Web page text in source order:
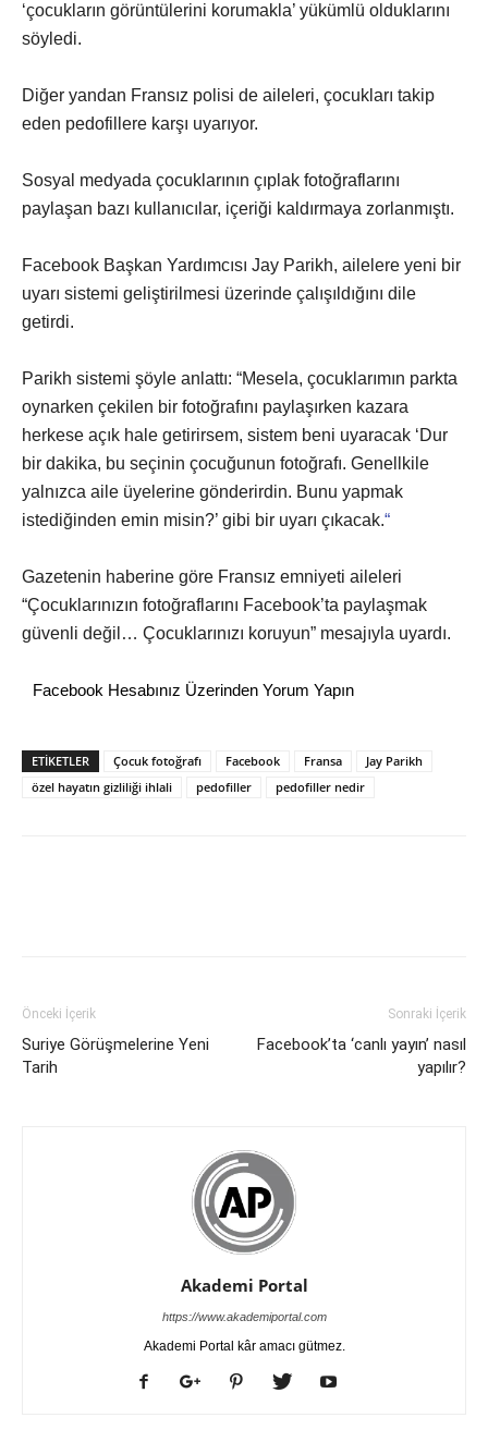
‘çocukların görüntülerini korumakla’ yükümlü olduklarını
söyledi.
Diğer yandan Fransız polisi de aileleri, çocukları takip
eden pedofillere karşı uyarıyor.
Sosyal medyada çocuklarının çıplak fotoğraflarını
paylaşan bazı kullanıcılar, içeriği kaldırmaya zorlanmıştı.
Facebook Başkan Yardımcısı Jay Parikh, ailelere yeni bir
uyarı sistemi geliştirilmesi üzerinde çalışıldığını dile
getirdi.
Parikh sistemi şöyle anlattı: “Mesela, çocuklarımın parkta
oynarken çekilen bir fotoğrafını paylaşırken kazara
herkese açık hale getirirsem, sistem beni uyaracak ‘Dur
bir dakika, bu seçinin çocuğunun fotoğrafı. Genellkile
yalnızca aile üyelerine gönderirdin. Bunu yapmak
istediğinden emin misin?’ gibi bir uyarı çıkacak.“
Gazetenin haberine göre Fransız emniyeti aileleri
“Çocuklarınızın fotoğraflarını Facebook’ta paylaşmak
güvenli değil… Çocuklarınızı koruyun” mesajıyla uyardı.
Facebook Hesabınız Üzerinden Yorum Yapın
ETİKETLER Çocuk fotoğrafı Facebook Fransa
Jay Parikh
özel hayatın gizliliği ihlali
pedofiller pedofiller nedir
Önceki İçerik
Suriye Görüşmelerine Yeni
Tarih
Sonraki İçerik
Facebook’ta ‘canlı yayın’ nasıl
yapılır?
Akademi Portal
https://www.akademiportal.com
Akademi Portal kâr amacı gütmez.